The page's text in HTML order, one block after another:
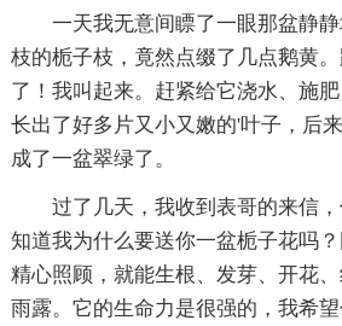
一天我无意间瞟了一眼那盆静
枝的栀子枝，竟然点缀了几点鹅黄
了！我叫起来。赶紧给它浇水、施
长出了好多片又小又嫩的'叶子，后
成了一盆翠绿了。
过了几天，我收到表哥的来信
知道我为什么要送你一盆栀子花吗
精心照顾，就能生根、发芽、开花
雨露。它的生命力是很强的，我希